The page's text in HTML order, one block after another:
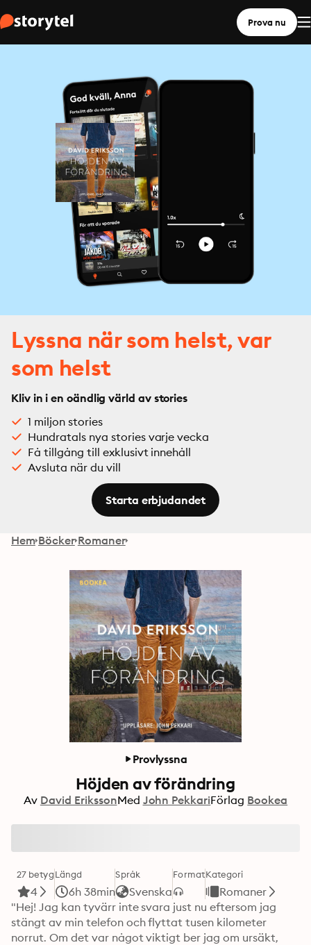
Prova nu
Lyssna när som helst, var
som helst
Kliv in i en oändlig värld av stories
1 miljon stories
Hundratals nya stories varje vecka
Få tillgång till exklusivt innehåll
Avsluta när du vill
Starta erbjudandet
Hem Böcker Romaner
Provlyssna
Höjden av förändring
Av David ErikssonMed John PekkariFörlag Bookea
27 betyg
4
Längd
6h 38min
Språk
Svenska
FormatKategori
Romaner
"Hej! Jag kan tyvärr inte svara just nu eftersom jag
stängt av min telefon och flyttat tusen kilometer
norrut. Om det var något viktigt ber jag om ursäkt,